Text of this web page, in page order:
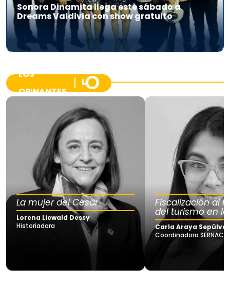
Sonora Dinamita llega este sábado a
Dreams Valdivia con show gratuito
LOS
OPINANTES
La mujer del César
Lorena Liewald Dessy
Historiadora
Fiscalización al
del turismo en
Carla Araya
Coordinadora SERNAC